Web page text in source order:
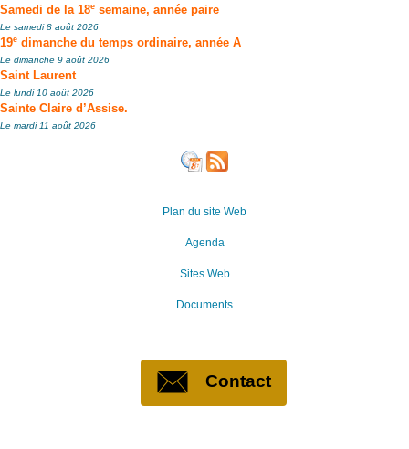
Samedi de la 18e semaine, année paire
Le samedi 8 août 2026
19e dimanche du temps ordinaire, année A
Le dimanche 9 août 2026
Saint Laurent
Le lundi 10 août 2026
Sainte Claire d’Assise.
Le mardi 11 août 2026
Plan du site Web
Agenda
Sites Web
Documents
Contact